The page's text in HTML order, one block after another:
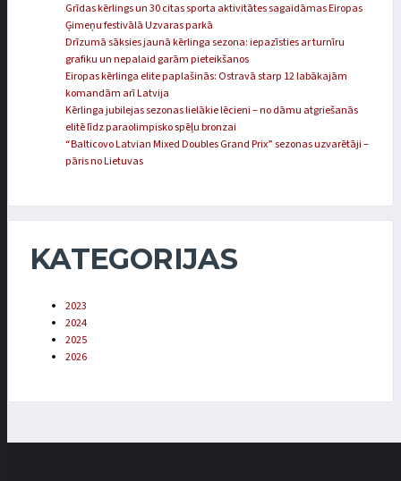
Grīdas kērlings un 30 citas sporta aktivitātes sagaidāmas Eiropas
Ģimeņu festivālā Uzvaras parkā
Drīzumā sāksies jaunā kērlinga sezona: iepazīsties ar turnīru
grafiku un nepalaid garām pieteikšanos
Eiropas kērlinga elite paplašinās: Ostravā starp 12 labākajām
komandām arī Latvija
Kērlinga jubilejas sezonas lielākie lēcieni – no dāmu atgriešanās
elitē līdz paraolimpisko spēļu bronzai
“Balticovo Latvian Mixed Doubles Grand Prix” sezonas uzvarētāji –
pāris no Lietuvas
KATEGORIJAS
2023
2024
2025
2026